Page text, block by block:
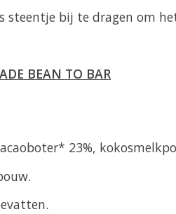
steentje bij te dragen om
BEAN TO BAR
23%,